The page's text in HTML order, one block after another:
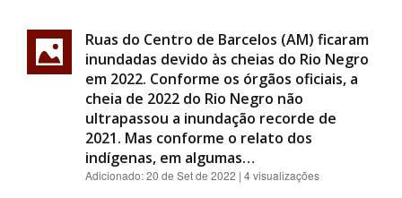
Ruas do Centro de Barcelos (AM) ficaram
inundadas devido às cheias do Rio Negro
em 2022. Conforme os órgãos oficiais, a
cheia de 2022 do Rio Negro não
ultrapassou a inundação recorde de
2021. Mas conforme o relato dos
indígenas, em algumas…
Adicionado:20 de Set de 2022 | 4 visualizações